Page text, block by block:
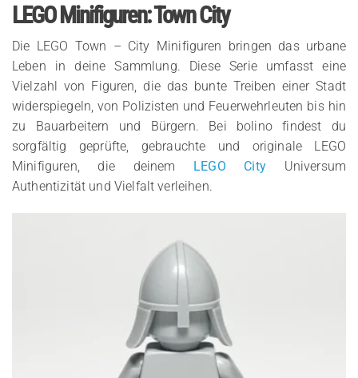
LEGO Minifiguren: Town City
Die LEGO Town – City Minifiguren bringen das urbane
Leben in deine Sammlung. Diese Serie umfasst eine
Vielzahl von Figuren, die das bunte Treiben einer Stadt
widerspiegeln, von Polizisten und Feuerwehrleuten bis hin
zu Bauarbeitern und Bürgern. Bei bolino findest du
sorgfältig geprüfte, gebrauchte und originale LEGO
Minifiguren, die deinem LEGO CityUniversum
Authentizität und Vielfalt verleihen.